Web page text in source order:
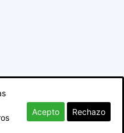
Acepto Rechazo